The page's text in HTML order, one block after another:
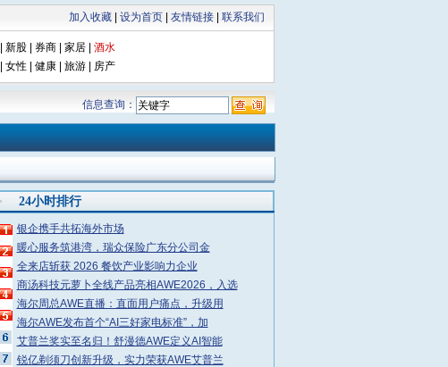
加入收藏| 设为首页| 友情链接| 联系我们
新股| 券商| 家居| 酒水
女性| 健康| 旅游| 房产
信息查询：
24小时排行
银企携手共拓海外市场
暖心服务筑港湾，瑞众保险广东分公司金
全来店斩获 2026 餐饮产业影响力企业
商汤科技元萝卜全线产品亮相AWE2026，入选
海尔周总AWE直播：直面用户痛点，升级用
海尔AWE发布首个“AI三好家电标准”，加
艾普兰奖实至名归！舒漫德AWE定义AI智能
锐亿剃须刀创新升级，实力荣获AWE艾普兰